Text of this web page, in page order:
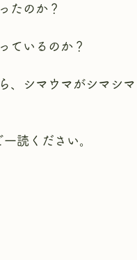
たのか？
ているのか？
、シマウマがシマシ
読ください。